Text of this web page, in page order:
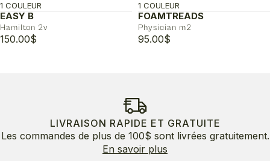
EASY B
Hamilton 2v
1 COULEUR
150.00$
FOAMTREADS
Physician m2
1 COULEUR
95.00$
LIVRAISON RAPIDE ET GRATUITE
Les commandes de plus de 100$ sont livrées gratuitement.
En savoir plus